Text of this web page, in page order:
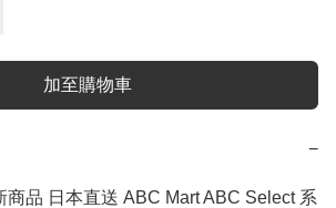
加至購物車
−
商品 日本直送 ABC Mart ABC Select 系